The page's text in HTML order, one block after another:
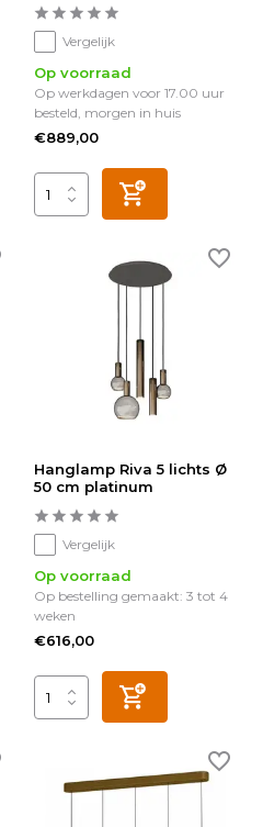
Vergelijk
Op voorraad
Op werkdagen voor 17.00 uur
besteld, morgen in huis
€889,00
Hanglamp Riva 5 lichts Ø
50 cm platinum
Vergelijk
Op voorraad
Op bestelling gemaakt: 3 tot 4
weken
€616,00